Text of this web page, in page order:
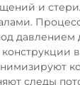
и
давлением
следы